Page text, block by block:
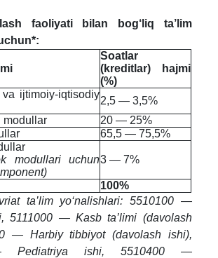
faoliyati bilan bog‘liq ta’lim
Soatlar
(kreditlar) hajmi
(%)
ijtimoiy-iqtisodiy
2,5 — 3,5%
modullar
20 — 25%
65,5 — 75,5%
modullari uchun3 — 7%
100%
ta’lim yo‘nalishlari: 5510100 —
5111000 — Kasb ta’limi (davolash
— Harbiy tibbiyot (davolash ishi),
Pediatriya ishi, 5510400 —